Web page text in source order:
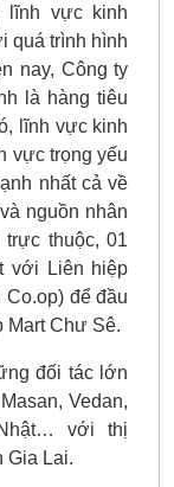
lĩnh vực kinh
quá trình hình
nay, Công ty
là hàng tiêu
lĩnh vực kinh
vực trọng yếu
nhất cả về
nguồn nhân
thuộc, 01
với Liên hiệp
để đầu
Mart Chư Sê.
đối tác lớn
Vedan,
với thị
Gia Lai.